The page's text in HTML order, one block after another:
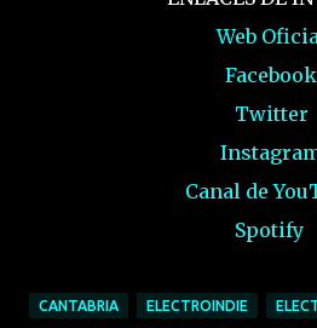
Web
Facebook
Twitter
Canal de
Spotify
CANTABRIA ELECTROINDIE